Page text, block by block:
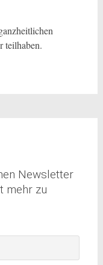
teilhaben.
Newsletter
mehr zu